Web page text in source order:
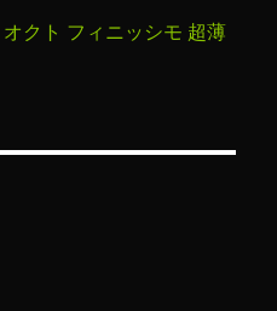
クト フィニッシモ 超薄